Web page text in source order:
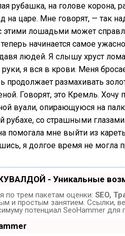
рубашка, на голове корона,
на царе. Мне говорят, — так
лошадьми может
начинается самое
людей. Я слышу хруст
я вся в крови. Меня
продолжает размахивать
Говорят, это Кремль.
вуали, опирающуюся на
рубахе, со страшными
помогала мне выйти из
я долгое время не могла
- Уникальные
по трем пакетам оценки: SEO,
и простым занятием. Ссылки,
потенциал SeoHammer для